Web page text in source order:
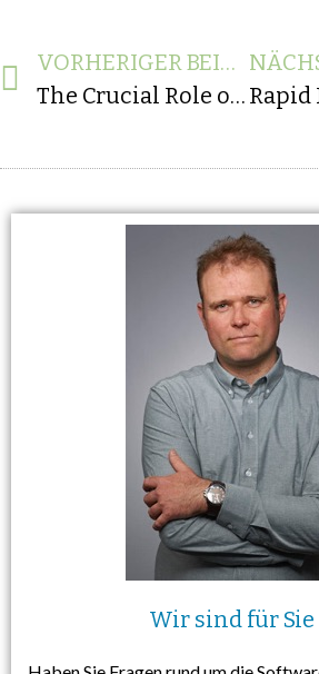
VORHERIGER BEITRAG
The Crucial Role of Responsive Design in Mobile App Development
Wir sind für Sie